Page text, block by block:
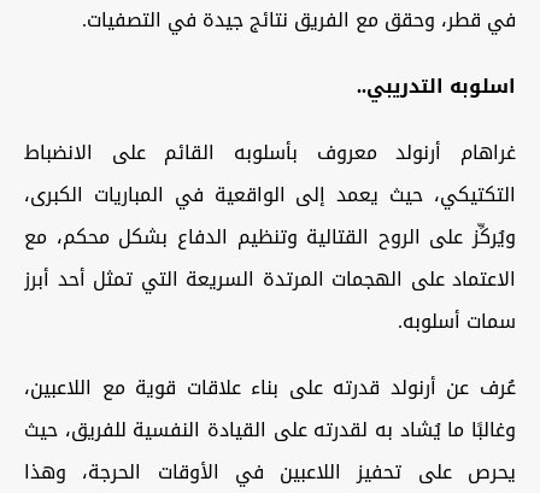
في قطر، وحقق مع الفريق نتائج جيدة في التصفيات.
اسلوبه التدريبي..
غراهام أرنولد معروف بأسلوبه القائم على الانضباط
التكتيكي، حيث يعمد إلى الواقعية في المباريات الكبرى،
ويُركِّز على الروح القتالية وتنظيم الدفاع بشكل محكم، مع
الاعتماد على الهجمات المرتدة السريعة التي تمثل أحد أبرز
سمات أسلوبه.
عُرف عن أرنولد قدرته على بناء علاقات قوية مع اللاعبين،
وغالبًا ما يُشاد به لقدرته على القيادة النفسية للفريق، حيث
يحرص على تحفيز اللاعبين في الأوقات الحرجة، وهذا